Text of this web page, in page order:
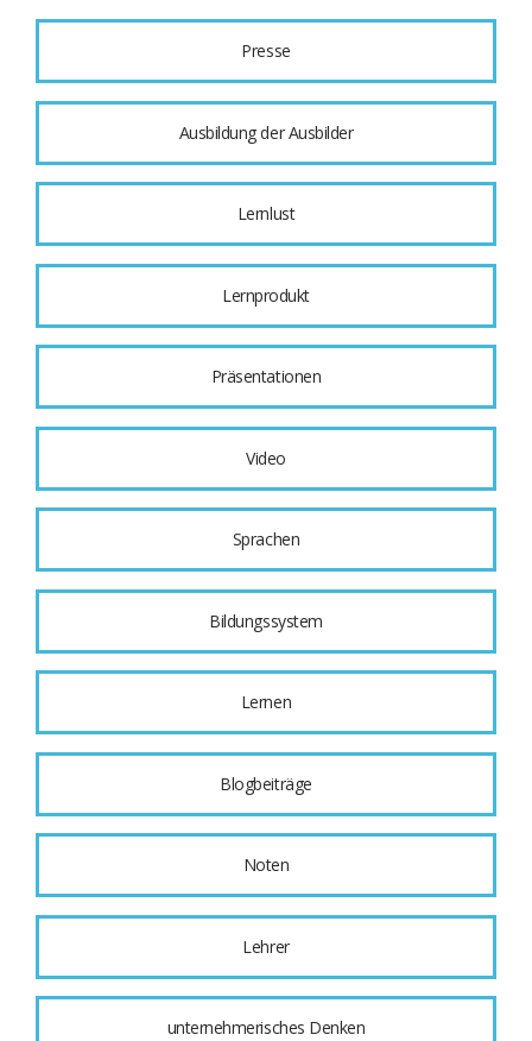
Presse
Ausbildung der Ausbilder
Lernlust
Lernprodukt
Präsentationen
Video
Sprachen
Bildungssystem
Lernen
Blogbeiträge
Noten
Lehrer
unternehmerisches Denken